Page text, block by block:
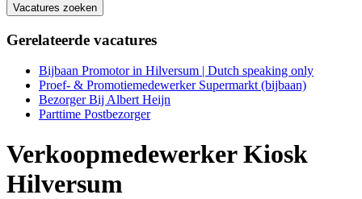
Vacatures zoeken
Gerelateerde vacatures
Bijbaan Promotor in Hilversum | Dutch speaking only
Proef- & Promotiemedewerker Supermarkt (bijbaan)
Bezorger Bij Albert Heijn
Parttime Postbezorger
Verkoopmedewerker Kiosk
Hilversum